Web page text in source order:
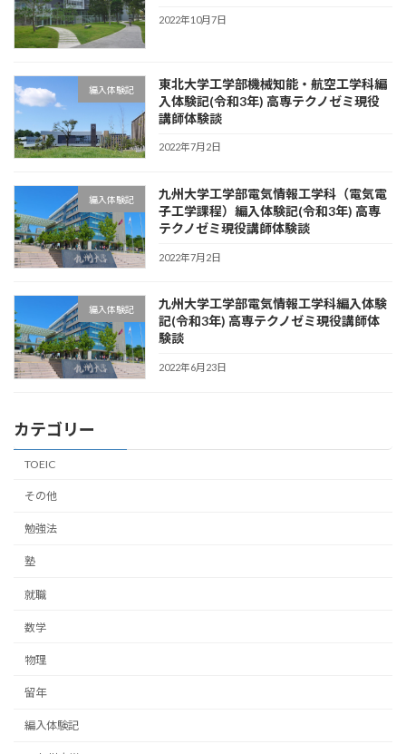
2022年10月7日
編入体験記
東北大学工学部機械知能・航空工学科編
入体験記(令和3年) 高専テクノゼミ現役
講師体験談
2022年7月2日
編入体験記
九州大学工学部電気情報工学科（電気電
子工学課程）編入体験記(令和3年) 高専
テクノゼミ現役講師体験談
2022年7月2日
編入体験記
九州大学工学部電気情報工学科編入体験
記(令和3年) 高専テクノゼミ現役講師体
験談
2022年6月23日
カテゴリー
TOEIC
その他
勉強法
塾
就職
数学
物理
留年
編入体験記